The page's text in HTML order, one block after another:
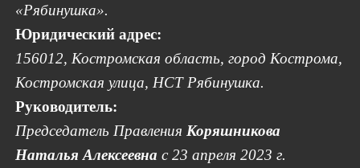
«Рябинушка».
Юридический адрес:
156012, Костромская область, город Кострома,
Костромская улица, НСТ Рябинушка.
Руководитель:
Председатель Правления Коряшникова
Наталья Алексеевна с 23 апреля 2023 г.